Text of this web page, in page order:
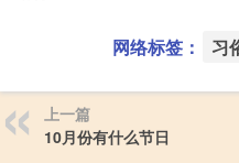
网络标签： 习
上一篇
10月份有什么节日